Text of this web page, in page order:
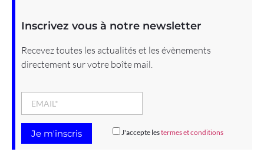
Inscrivez vous à notre newsletter
Recevez toutes les actualités et les évènements
directement sur votre boîte mail.
J'accepte lestermes et conditions